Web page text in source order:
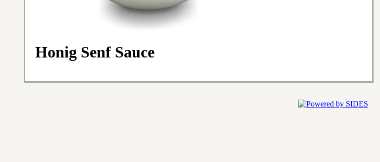
Honig Senf Sauce